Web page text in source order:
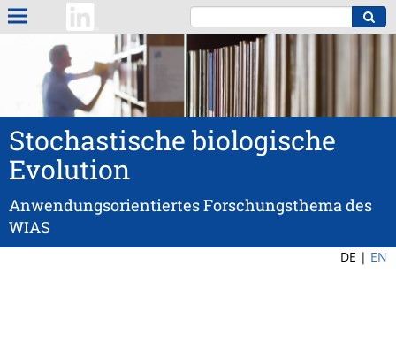
Stochastische biologische
Evolution
Anwendungsorientiertes Forschungsthema des
WIAS
DE | EN